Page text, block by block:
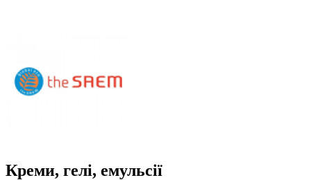
Креми, гелі, емульсії